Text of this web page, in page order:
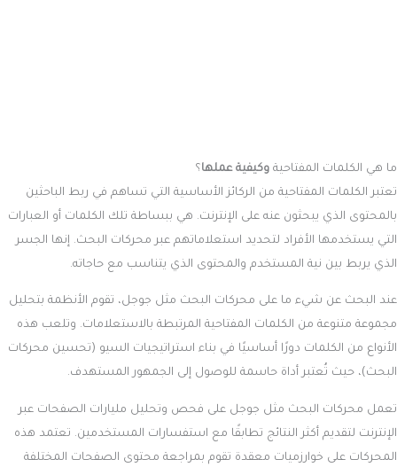
ما هي الكلمات المفتاحية وكيفية عملها؟
تعتبر الكلمات المفتاحية من الركائز الأساسية التي تساهم في ربط الباحثين
بالمحتوى الذي يبحثون عنه على الإنترنت. هي ببساطة تلك الكلمات أو العبارات
التي يستخدمها الأفراد لتحديد استعلاماتهم عبر محركات البحث. إنها الجسر
الذي يربط بين نية المستخدم والمحتوى الذي يتناسب مع حاجاته.
عند البحث عن شيء ما على محركات البحث مثل جوجل، تقوم الأنظمة بتحليل
مجموعة متنوعة من الكلمات المفتاحية المرتبطة بالاستعلامات. وتلعب هذه
الأنواع من الكلمات دورًا أساسيًا في بناء استراتيجيات السيو (تحسين محركات
البحث)، حيث تُعتبر أداة حاسمة للوصول إلى الجمهور المستهدف.
تعمل محركات البحث مثل جوجل على فحص وتحليل مليارات الصفحات عبر
الإنترنت لتقديم أكثر النتائج تطابقًا مع استفسارات المستخدمين. تعتمد هذه
المحركات على خوارزميات معقدة تقوم بمراجعة محتوى الصفحات المختلفة